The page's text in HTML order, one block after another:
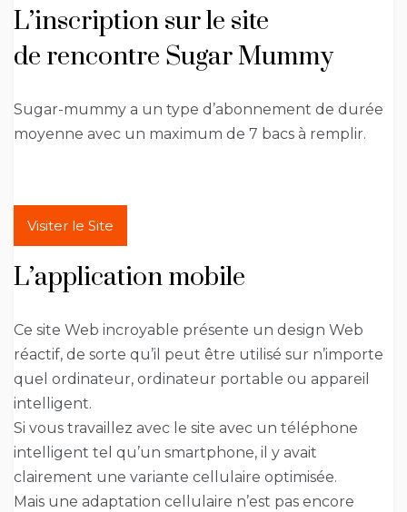
L’inscription sur le site
de rencontre Sugar Mummy
Sugar-mummy a un type d’abonnement de durée
moyenne avec un maximum de 7 bacs à remplir.
Visiter le Site
L’application mobile
Ce site Web incroyable présente un design Web
réactif, de sorte qu’il peut être utilisé sur n’importe
quel ordinateur, ordinateur portable ou appareil
intelligent.
Si vous travaillez avec le site avec un téléphone
intelligent tel qu’un smartphone, il y avait
clairement une variante cellulaire optimisée.
Mais une adaptation cellulaire n’est pas encore